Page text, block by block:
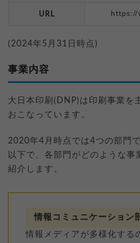
URL https://
(2024年5月31日時点)
事業内容
大日本印刷(DNP)は印刷事業を
おこなっています。
2020年4月時点では4つの部門
以下で、各部門がどのような事
紹介します。
情報コミュニケーション
情報メディアが多様化する